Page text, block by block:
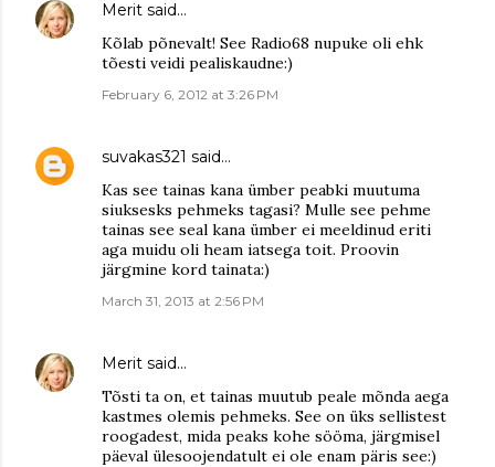
Merit said…
Kõlab põnevalt! See Radio68 nupuke oli ehk
tõesti veidi pealiskaudne:)
February 6, 2012 at 3:26 PM
suvakas321 said…
Kas see tainas kana ümber peabki muutuma
siuksesks pehmeks tagasi? Mulle see pehme
tainas see seal kana ümber ei meeldinud eriti
aga muidu oli heam iatsega toit. Proovin
järgmine kord tainata:)
March 31, 2013 at 2:56 PM
Merit said…
Tõsti ta on, et tainas muutub peale mõnda aega
kastmes olemis pehmeks. See on üks sellistest
roogadest, mida peaks kohe sööma, järgmisel
päeval ülesoojendatult ei ole enam päris see:)